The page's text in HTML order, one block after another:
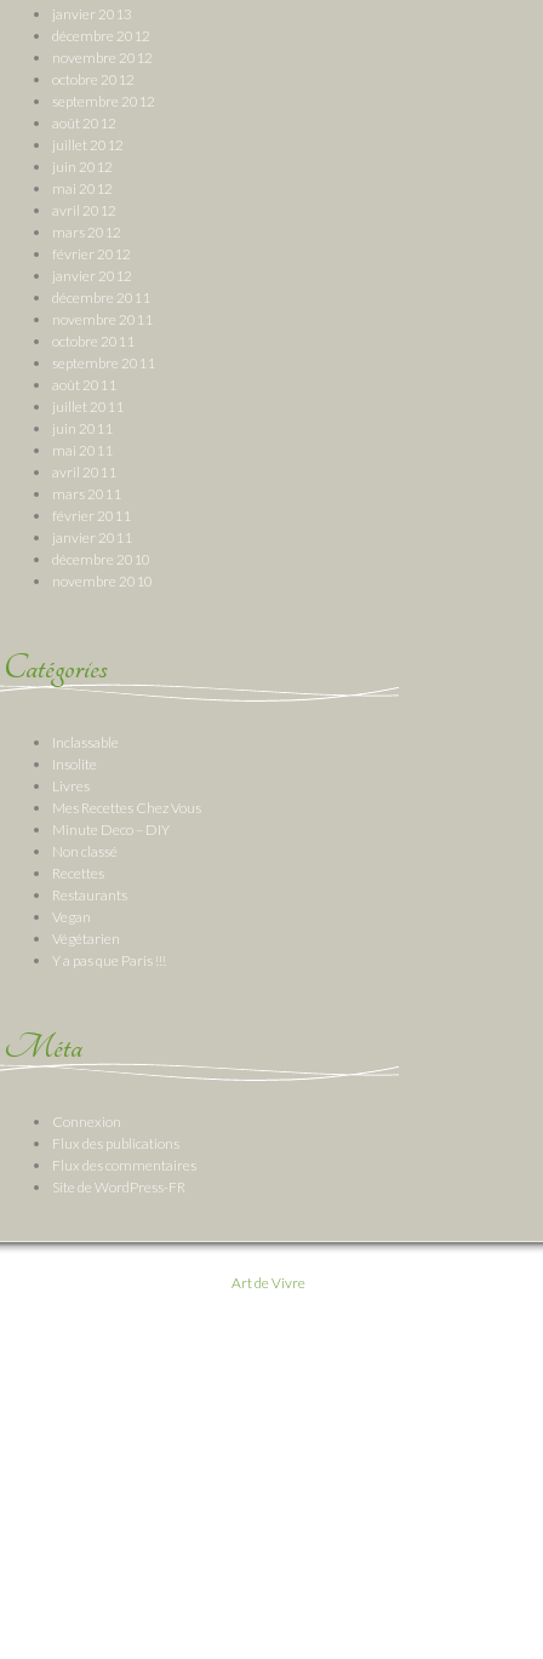
janvier 2013
décembre 2012
novembre 2012
octobre 2012
septembre 2012
août 2012
juillet 2012
juin 2012
mai 2012
avril 2012
mars 2012
février 2012
janvier 2012
décembre 2011
novembre 2011
octobre 2011
septembre 2011
août 2011
juillet 2011
juin 2011
mai 2011
avril 2011
mars 2011
février 2011
janvier 2011
décembre 2010
novembre 2010
Catégories
Inclassable
Insolite
Livres
Mes Recettes Chez Vous
Minute Deco – DIY
Non classé
Recettes
Restaurants
Vegan
Végétarien
Y a pas que Paris !!!
Méta
Connexion
Flux des publications
Flux des commentaires
Site de WordPress-FR
Art de Vivre